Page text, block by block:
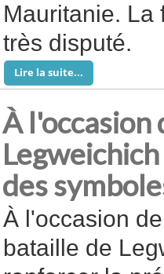
Mauritanie. La
très disputé.
Lire la suite...
À l'occasion
des
À l'occasion
bataille de